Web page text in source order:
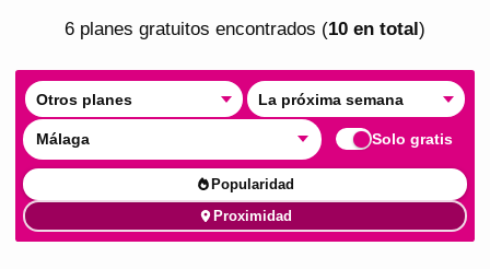
6 planes gratuitos encontrados (10 en total)
Otros planes La próxima semana
Málaga Solo gratis
Popularidad
Proximidad